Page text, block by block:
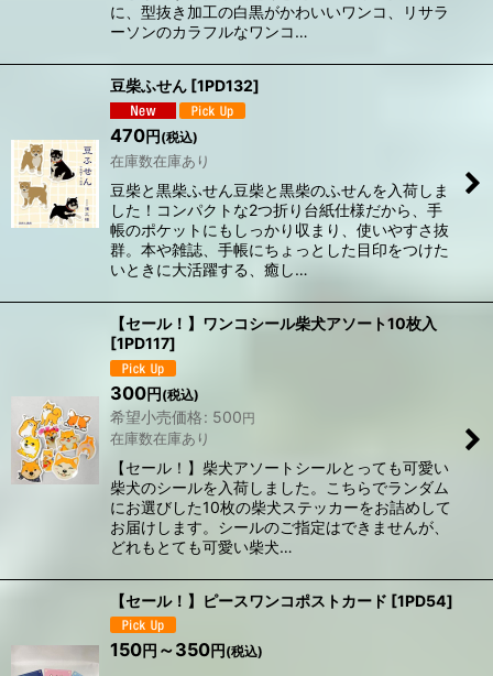
に、型抜き加工の白黒がかわいいワンコ、リサラ
ーソンのカラフルなワンコ…
豆柴ふせん [1PD132]
470円 (税込)
在庫数在庫あり
豆柴と黒柴ふせん豆柴と黒柴のふせんを入荷しま
した！コンパクトな2つ折り台紙仕様だから、手
帳のポケットにもしっかり収まり、使いやすさ抜
群。本や雑誌、手帳にちょっとした目印をつけた
いときに大活躍する、癒し…
【セール！】ワンコシール柴犬アソート10枚入
[1PD117]
300円(税込)
希望小売価格: 500円
在庫数在庫あり
【セール！】柴犬アソートシールとっても可愛い
柴犬のシールを入荷しました。こちらでランダム
にお選びした10枚の柴犬ステッカーをお詰めして
お届けします。シールのご指定はできませんが、
どれもとても可愛い柴犬…
【セール！】ピースワンコポストカード [1PD54]
150円 ～350円 (税込)